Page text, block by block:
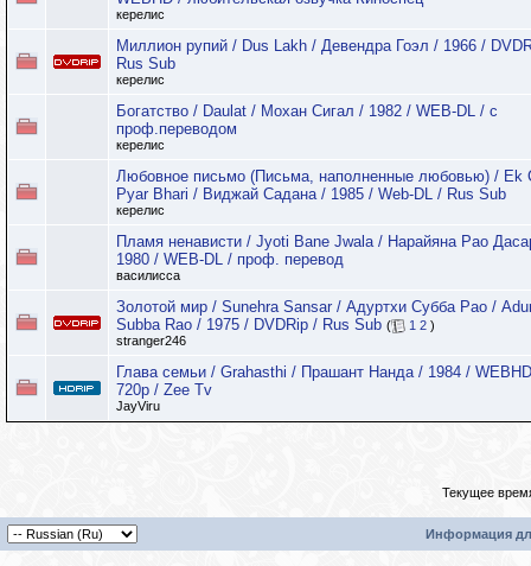
керелис
Миллион рупий / Dus Lakh / Девендра Гоэл / 1966 /
Rus Sub
керелис
Богатство / Daulat / Мохан Сигал / 1982 / WEB-DL / с
проф.переводом
керелис
Любовное письмо (Письма, наполненные любовью) / Ek
Pyar Bhari / Виджай Садана / 1985 / Web-DL / Rus Sub
керелис
Пламя ненависти / Jyoti Bane Jwala / Нарайяна Рао
1980 / WEB-DL / проф. перевод
василисса
Золотой мир / Sunehra Sansar / Адуртхи Субба Рао /
Subba Rao / 1975 / DVDRip / Rus Sub ( 1 2 )
stranger246
Глава семьи / Grahasthi / Прашант Нанда / 1984 /
720p / Zee Tv
JayViru
Текущее
Информация